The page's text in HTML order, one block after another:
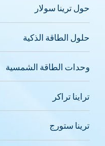
حول ترينا سولار
حلول الطاقة الذكية
وحدات الطاقة الشمسية
تراينا تراكر
ترينا ستورج